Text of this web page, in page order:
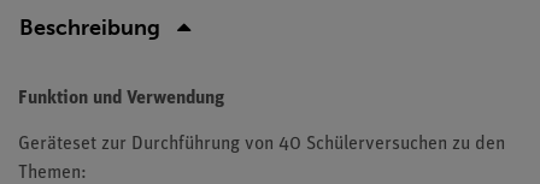
Beschreibung
Funktion und Verwendung
Geräteset zur Durchführung von 40 Schülerversuchen zu den
Themen: